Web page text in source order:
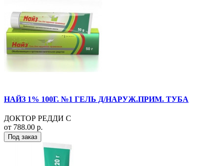
НАЙЗ 1% 100Г. №1 ГЕЛЬ Д/НАРУЖ.ПРИМ. ТУБА
ДОКТОР РЕДДИ С
от 788.00 р.
Под заказ